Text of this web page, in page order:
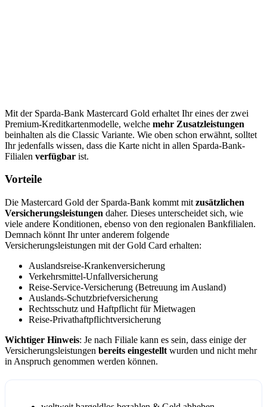
Mit der Sparda-Bank Mastercard Gold erhaltet Ihr eines der zwei
Premium-Kreditkartenmodelle, welche mehr Zusatzleistungen
beinhalten als die Classic Variante. Wie oben schon erwähnt, solltet
Ihr jedenfalls wissen, dass die Karte nicht in allen Sparda-Bank-
Filialen verfügbar ist.
Vorteile
Die Mastercard Gold der Sparda-Bank kommt mit zusätzlichen
Versicherungsleistungen daher. Dieses unterscheidet sich, wie
viele andere Konditionen, ebenso von den regionalen Bankfilialen.
Demnach könnt Ihr unter anderem folgende
Versicherungsleistungen mit der Gold Card erhalten:
Auslandsreise-Krankenversicherung
Verkehrsmittel-Unfallversicherung
Reise-Service-Versicherung (Betreuung im Ausland)
Auslands-Schutzbriefversicherung
Rechtsschutz und Haftpflicht für Mietwagen
Reise-Privathaftpflichtversicherung
Wichtiger Hinweis: Je nach Filiale kann es sein, dass einige der
Versicherungsleistungen bereits eingestellt wurden und nicht mehr
in Anspruch genommen werden können.